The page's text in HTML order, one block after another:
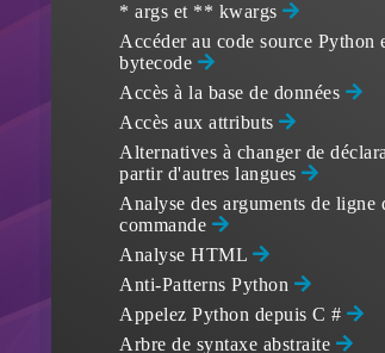
* args et ** kwargs
Accéder au code source Python
bytecode
Accès à la base de données
Accès aux attributs
Alternatives à changer de
partir d'autres langues
Analyse des arguments de ligne
commande
Analyse HTML
Anti-Patterns Python
Appelez Python depuis C #
Arbre de syntaxe abstraite